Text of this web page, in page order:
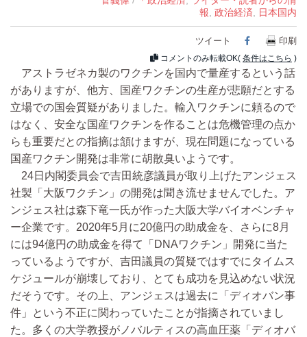
報, 政治経済, 日本国内
ツイート Facebook
印刷
コメントのみ転載OK( 条件はこちら )
アストラゼネカ製のワクチンを国内で量産するという話
がありますが、他方、国産ワクチンの生産が悲願だとする
立場での国会質疑がありました。輸入ワクチンに頼るので
はなく、安全な国産ワクチンを作ることは危機管理の点か
らも重要だとの指摘は頷けますが、現在問題になっている
国産ワクチン開発は非常に胡散臭いようです。
24日内閣委員会で吉田統彦議員が取り上げたアンジェス
社製「大阪ワクチン」の開発は聞き流せませんでした。ア
ンジェス社は森下竜一氏が作った大阪大学バイオベンチャ
ー企業です。2020年5月に20億円の助成金を、さらに8月
には94億円の助成金を得て「DNAワクチン」開発に当た
っているようですが、吉田議員の質疑ではすでにタイムス
ケジュールが崩壊しており、とても成功を見込めない状況
だそうです。その上、アンジェスは過去に「ディオバン事
件」という不正に関わっていたことが指摘されていまし
た。多くの大学教授がノバルティスの高血圧薬「ディオバ